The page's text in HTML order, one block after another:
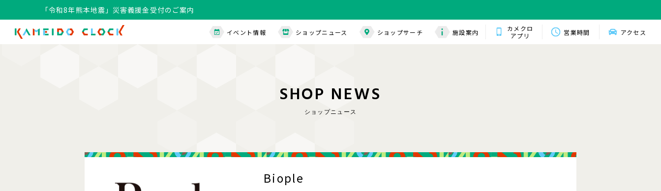
「令和8年熊本地震」災害義援金受付のご案内
イベント情報 ショップニュース ショップサーチ 施設案内
カメクロ
アプリ
営業時間 アクセス
SHOP NEWS
ショップニュース
Biople